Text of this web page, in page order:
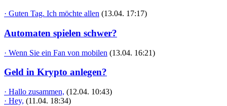
· Guten Tag. Ich möchte allen (13.04. 17:17)
Automaten spielen schwer?
· Wenn Sie ein Fan von mobilen (13.04. 16:21)
Geld in Krypto anlegen?
· Hallo zusammen, (12.04. 10:43)
· Hey, (11.04. 18:34)